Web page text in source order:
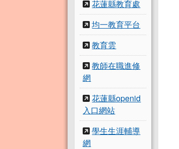
花蓮縣教育處
均一教育平台
教育雲
教師在職進修
網
花蓮縣openid
入口網站
學生生涯輔導
網